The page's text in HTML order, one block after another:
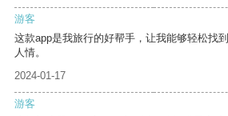
游客
这款app是我旅行的好帮手，让我能够轻松找
人情。
2024-01-17
游客